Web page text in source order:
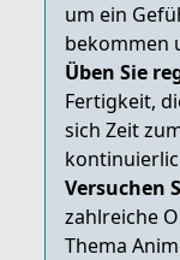
um ein
bekommen
Üben Sie
Fertigkeit,
sich Zeit
Versuchen
zahlreiche
Thema